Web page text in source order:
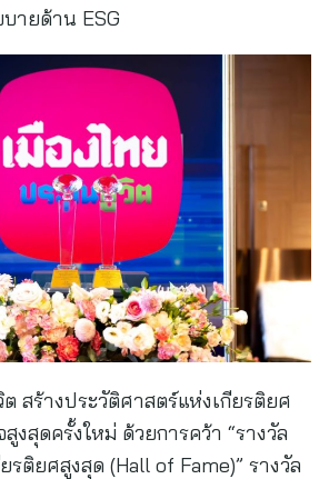
ายด้าน ESG
สร้างประวัติศาสตร์แห่งเกียรติยศ
งสุดครั้งใหม่ ด้วยการคว้า “รางวัล
ติยศสูงสุด (Hall of Fame)” รางวัล